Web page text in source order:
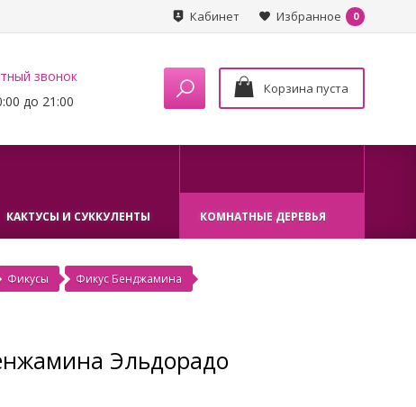
Избранное 0
Кабинет
звонок
до 21:00
Корзина пуста
КАКТУСЫ И СУККУЛЕНТЫ КОМНАТНЫЕ ДЕРЕВЬЯ
Фикусы
Фикус Бенджамина
Эльдорадо